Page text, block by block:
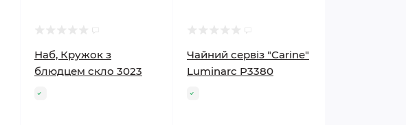
Наб, Кружок з
блюдцем скло 3023
Чайний сервіз "Carine"
Luminarc P3380